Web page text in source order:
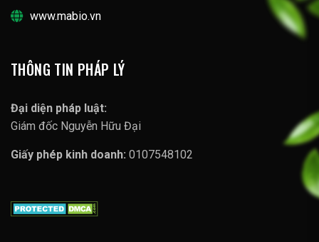
www.mabio.vn
THÔNG TIN PHÁP LÝ
Đại diện pháp luật:
Giám đốc Nguyễn Hữu Đại
Giấy phép kinh doanh: 0107548102